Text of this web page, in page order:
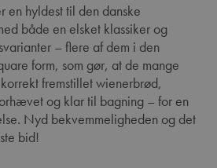
både en elsket klassiker og
– flere af dem i den
form, som gør, at de mange
fremstillet wienerbrød,
og klar til bagning – for en
Nyd bekvemmeligheden og det
bid!